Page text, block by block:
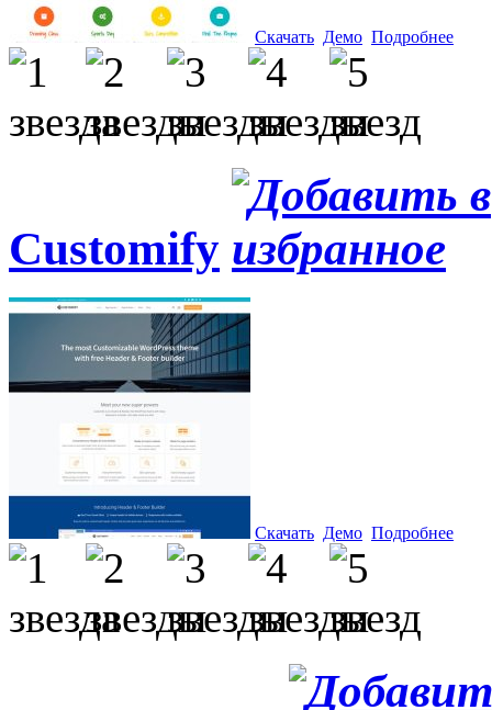
Скачать Демо Подробнее
Customify
Скачать Демо Подробнее